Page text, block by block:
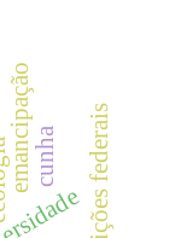
emancipaçãocunha